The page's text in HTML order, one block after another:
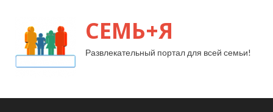
СЕМЬ+Я
Развлекательный портал для всей семьи!